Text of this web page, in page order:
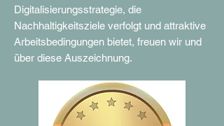
Digitalisierungsstrategie, die
Nachhaltigkeitsziele verfolgt und attraktive
Arbeitsbedingungen bietet, freuen wir und
über diese Auszeichnung.